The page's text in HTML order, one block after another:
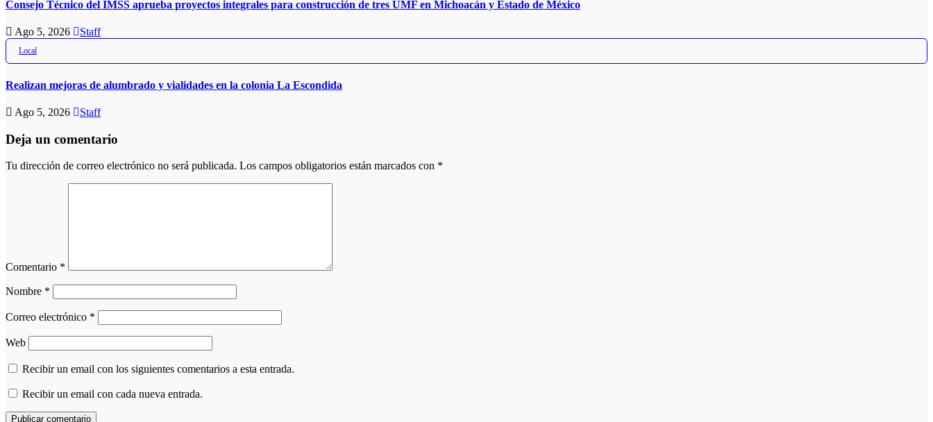
Consejo Técnico del IMSS aprueba proyectos integrales para construcción de tres UMF en Michoacán y Estado de México
Ago 5, 2026 Staff
Local
Realizan mejoras de alumbrado y vialidades en la colonia La Escondida
Ago 5, 2026 Staff
Deja un comentario
Tu dirección de correo electrónico no será publicada. Los campos obligatorios están marcados con *
Comentario *
Nombre *
Correo electrónico *
Web
Recibir un email con los siguientes comentarios a esta entrada.
Recibir un email con cada nueva entrada.